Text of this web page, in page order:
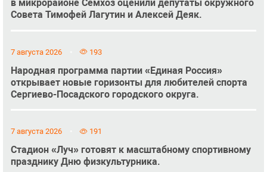
в микрорайоне Семхоз оценили депутаты окружного
Совета Тимофей Лагутин и Алексей Деяк.
7 августа 2026 193
Народная программа партии «Единая Россия»
открывает новые горизонты для любителей спорта
Сергиево-Посадского городского округа.
7 августа 2026 191
Стадион «Луч» готовят к масштабному спортивному
празднику Дню физкультурника.